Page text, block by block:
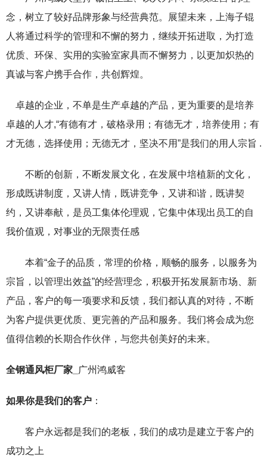
念，树立了较好品牌形象与经营典范。展望未来，上海子锟
人将通过科学的管理和不懈的努力，继续开拓进取，为打造
优质、环保、实用的实验室家具而不懈努力，以更加炽热的
真诚与客户携手合作，共创辉煌。
卓越的企业，不单是生产卓越的产品，更为重要的是培养
卓越的人才,“有德有才，破格录用；有德无才，培养使用；有
才无德，选择使用；无德无才，坚决不用”是我们的用人宗旨 .
不断的创新，不断发展文化，在发展中培植新的文化，
形成既讲制度，又讲人情，既讲竞争，又讲和谐，既讲契
约，又讲奉献，是员工集体伦理观，它集中体现出员工的自
我价值观，对事业的无限责任感
本着“金子的品质，常理的价格，顺畅的服务，以服务为
宗旨，以管理出效益”的经营理念，积极开拓发展新市场、新
产品，客户的每一项要求和反馈，我们都认真的对待，不断
为客户提供更优质、更完善的产品和服务。我们将会成为您
值得信赖的长期合作伙伴，与您共创美好的未来。
全钢通风柜厂家_ 广州鸿威客
如果你是我们的客户：
客户永远都是我们的老板，我们的成功是建立于客户的
成功之上